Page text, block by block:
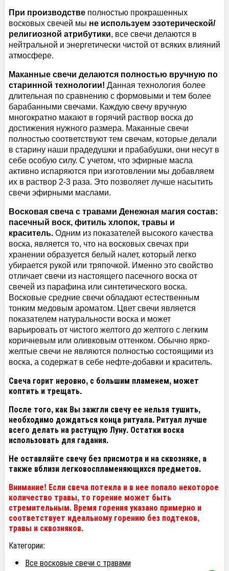
При производстве полностью прокрашенных
восковых свечей мы не используем эзотерической/
религиозной атрибутики, все свечи делаются в
нейтральной и энергетически чистой от всяких влияний
атмосфере.
Маканные свечи делаются полностью вручную по
старинной технологии! Данная технология более
длительная по сравнению с формовыми и тем более
барабанными свечами. Каждую свечу вручную
многократно макают в горячий раствор воска до
достижения нужного размера. Маканные свечи
полностью соответствуют тем свечам, которые делали
в старину наши прадедушки и прабабушки, они несут в
себе особую силу. С учетом, что эфирные масла
активно испаряются при изготовлении мы добавляем
их в раствор 2-3 раза. Это позволяет лучше насытить
свечи эфирными маслами.
Восковая свеча с травами Денежная магия состав:
пасечный воск, фитиль хлопок, травы и
краситель. Одним из показателей высокого качества
воска, является то, что на восковых свечах при
хранении образуется белый налет, который легко
убирается рукой или тряпочкой. Именно это свойство
отличает свечи из настоящего пасечного воска от
свечей из парафина или синтетического воска.
Восковые средние свечи обладают естественным
тонким медовым ароматом. Цвет свечи является
показателем натуральности воска и может
варьировать от чистого желтого до желтого с легким
коричневым или оливковым оттенком. Обычно ярко-
желтые свечи не являются полностью состоящими из
воска, а содержат в себе нефте-добавки и краситель.
Свеча горит неровно, с большим пламенем, может
коптить и трещать.
После того, как Вы зажгли свечу ее нельзя тушить,
необходимо дождаться конца ритуала. Ритуал лучше
всего делать на растущую Луну. Остатки воска
использовать для гадания.
Не оставляйте свечу без присмотра и на сквозняке, а
также вблизи легковоспламеняющихся предметов.
Внимание! Если свеча потекла и в нее попало некоторое
количество травы, то горение может быть
стремительным. Время горения указано примерно и
соответствует идеальному горению без подтеков,
травы и сквозняков.
Категории:
Все восковые свечи с травами